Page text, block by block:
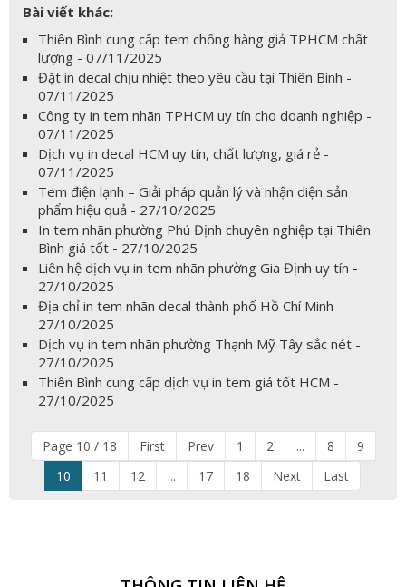
Bài viết khác:
Thiên Bình cung cấp tem chống hàng giả TPHCM chất
lượng - 07/11/2025
Đặt in decal chịu nhiệt theo yêu cầu tại Thiên Bình -
07/11/2025
Công ty in tem nhãn TPHCM uy tín cho doanh nghiệp -
07/11/2025
Dịch vụ in decal HCM uy tín, chất lượng, giá rẻ -
07/11/2025
Tem điện lạnh – Giải pháp quản lý và nhận diện sản
phẩm hiệu quả - 27/10/2025
In tem nhãn phường Phú Định chuyên nghiệp tại Thiên
Bình giá tốt - 27/10/2025
Liên hệ dịch vụ in tem nhãn phường Gia Định uy tín -
27/10/2025
Địa chỉ in tem nhãn decal thành phố Hồ Chí Minh -
27/10/2025
Dịch vụ in tem nhãn phường Thạnh Mỹ Tây sắc nét -
27/10/2025
Thiên Bình cung cấp dịch vụ in tem giá tốt HCM -
27/10/2025
Page 10 / 18 First Prev 1 2 ... 8
9
10
11 12 ... 17 18 Next Last